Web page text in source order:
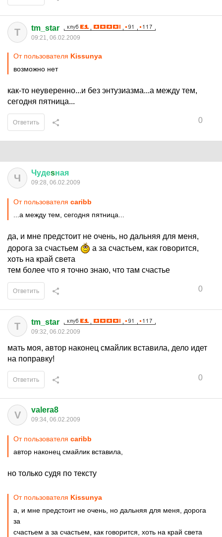
T tm_star
09:21, 06.02.2009
От пользователя Kissunya
возможно нет
как-то неуверенно...и без энтузиазма...а между тем,
сегодня пятница...
0
Ответить
Ч Чудеsная
09:28, 06.02.2009
От пользователя caribb
...а между тем, сегодня пятница...
да, и мне предстоит не очень, но дальняя для меня,
дорога за счастьем
а за счастьем, как говорится,
хоть на край света
тем более что я точно знаю, что там счастье
0
Ответить
T tm_star
09:32, 06.02.2009
мать моя, автор наконец смайлик вставила, дело идет
на поправку!
0
Ответить
V valera8
09:34, 06.02.2009
От пользователя caribb
автор наконец смайлик вставила,
но только судя по тексту
От пользователя Kissunya
а, и мне предстоит не очень, но дальняя для меня, дорога
за
счастьем а за счастьем, как говорится, хоть на край света